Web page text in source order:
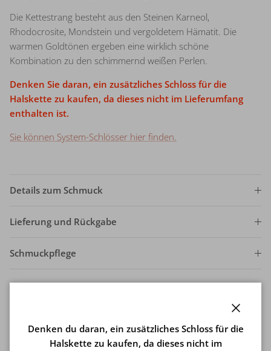
Die Kettestrang besteht aus den Steinen Karneol,
Rhodocrosite, Mondstein und vergoldetem Hämatit. Die
warmen Goldtönen ergeben eine wirklich schöne
Kombination zu den schimmernd weißen Perlen.
Denken Sie daran, ein zusätzliches Schloss für die
Halskette zu kaufen, da dieses nicht im Lieferumfang
enthalten ist.
Sie können System-Schlösser hier finden.
Details zum Schmuck
Lieferung und Rückgabe
Schmuckpflege
Denken du daran, ein zusätzliches Schloss für die
Halskette zu kaufen, da dieses nicht im